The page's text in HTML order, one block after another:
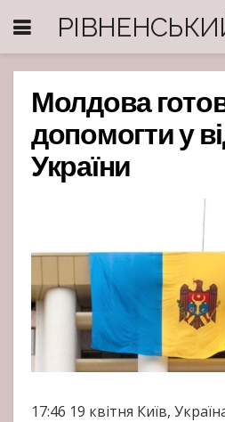
Молдова
допомогти у
України
17:46 19 квітня Київ,